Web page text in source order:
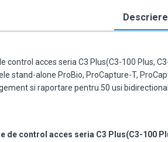
Descriere
control acces seria C3 Plus(C3-100 Plus,
stand-alone ProBio, ProCapture-T,
si raportare pentru 50 usi
de control acces seria C3 Plus(C3-100